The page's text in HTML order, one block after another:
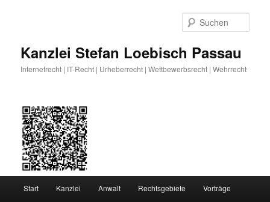
Kanzlei Stefan Loebisch Passau
Internetrecht | IT-Recht | Urheberrecht | Wettbewerbsrecht | Wehrrecht
Start Kanzlei Anwalt Rechtsgebiete Vorträge